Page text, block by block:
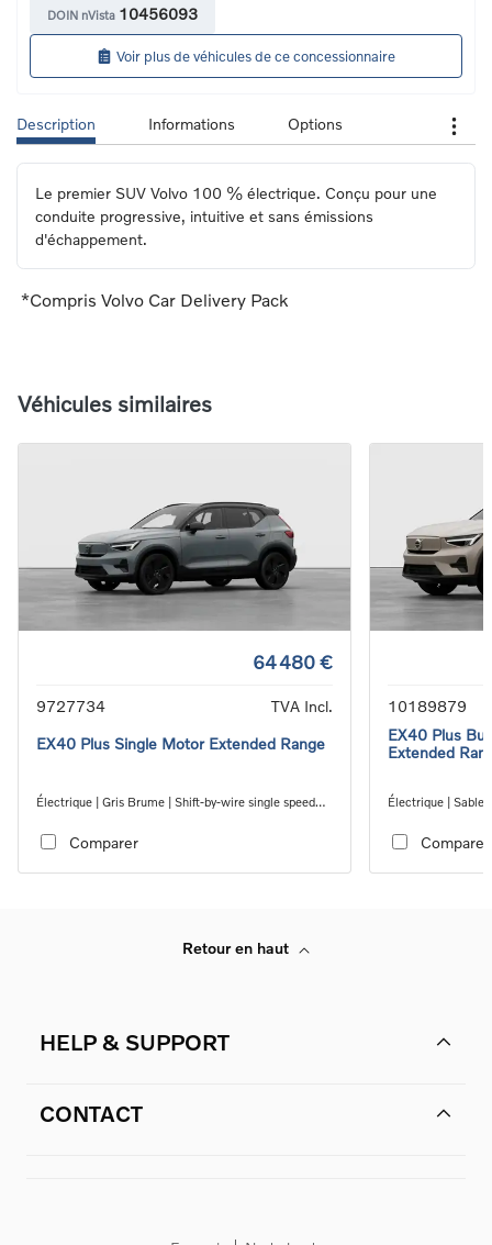
DOIN nVista 10456093
Voir plus de véhicules de ce concessionnaire
Description Informations Options
Le premier SUV Volvo 100 % électrique. Conçu pour une
conduite progressive, intuitive et sans émissions
d'échappement.
*Compris Volvo Car Delivery Pack
Véhicules similaires
64 480 €
9727734
TVA Incl.
EX40 Plus Single Motor Extended Range
Électrique | Gris Brume | Shift-by-wire single speed
Comparer
10189879
EX40 Plus
Extended
Électrique | Sable
Comparer
Retour en haut
HELP & SUPPORT
CONTACT